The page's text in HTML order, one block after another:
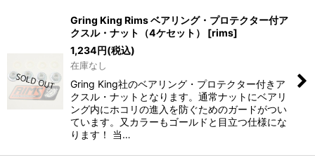
絞り込む
Gring King Rims ベアリング・プロテクター付ア
クスル・ナット（4ケセット）
[rims]
1,234円(税込)
在庫なし
Gring King社のベアリング・プロテクター付きア
クスル・ナットとなります。通常ナットにベアリ
ング内にホコリの進入を防ぐためのガードがつい
ています。又カラーもゴールドと目立つ仕様にな
ります！ 当…